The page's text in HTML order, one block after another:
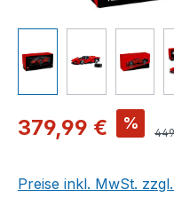
Verkaufspreis:
379,99 € %
Preise inkl. MwSt.